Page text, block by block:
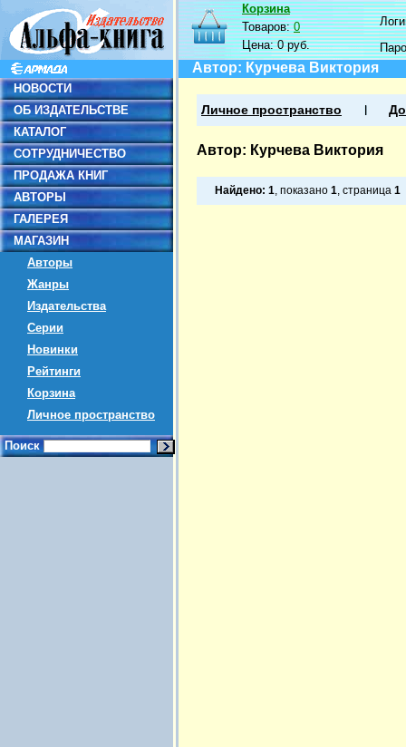
НОВОСТИ
ОБ ИЗДАТЕЛЬСТВЕ
КАТАЛОГ
СОТРУДНИЧЕСТВО
ПРОДАЖА КНИГ
АВТОРЫ
ГАЛЕРЕЯ
МАГАЗИН
Авторы
Жанры
Издательства
Серии
Новинки
Рейтинги
Корзина
Личное пространство
Поиск
Корзина
Товаров:0
Цена:0 руб.
Автор: Курчева Виктория
Личное пространство
Автор: Курчева Виктория
Найдено: 1, показано 1, страница 1